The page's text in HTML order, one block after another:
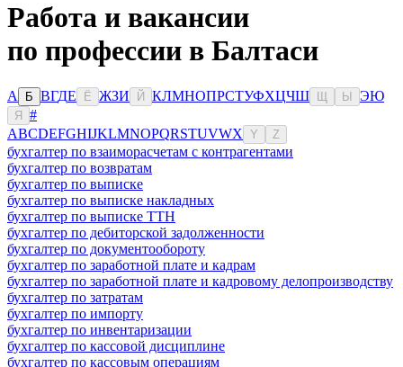
Работа и вакансии
по профессии в Балтаси
А Б ВГДЕ Ё ЖЗИ Й КЛМНОПРСТУФХЦЧШ Ы ЭЮ
Я
#
ABCDEFGHIJKLMNOPQRSTUVWX Y Z
бухгалтер по взаиморасчетам с контрагентами
бухгалтер по возвратам
бухгалтер по выписке
бухгалтер по выписке накладных
бухгалтер по выписке ТТН
бухгалтер по дебиторской задолженности
бухгалтер по документообороту
бухгалтер по заработной плате и кадрам
бухгалтер по заработной плате и кадровому делопроизводству
бухгалтер по затратам
бухгалтер по импорту
бухгалтер по инвентаризации
бухгалтер по кассовой дисциплине
бухгалтер по кассовым операциям